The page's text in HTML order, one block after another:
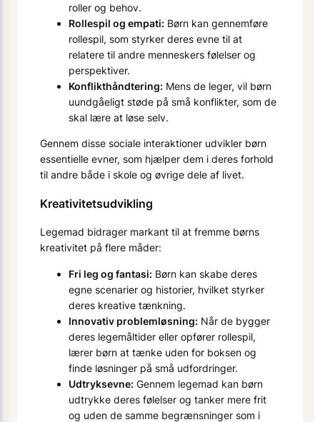
roller og behov.
Rollespil og empati: Børn kan gennemføre
rollespil, som styrker deres evne til at
relatere til andre menneskers følelser og
perspektiver.
Konflikthåndtering: Mens de leger, vil børn
uundgåeligt støde på små konflikter, som de
skal lære at løse selv.
Gennem disse sociale interaktioner udvikler børn
essentielle evner, som hjælper dem i deres forhold
til andre både i skole og øvrige dele af livet.
Kreativitetsudvikling
Legemad bidrager markant til at fremme børns
kreativitet på flere måder:
Fri leg og fantasi: Børn kan skabe deres
egne scenarier og historier, hvilket styrker
deres kreative tænkning.
Innovativ problemløsning: Når de bygger
deres legemåltider eller opfører rollespil,
lærer børn at tænke uden for boksen og
finde løsninger på små udfordringer.
Udtryksevne: Gennem legemad kan børn
udtrykke deres følelser og tanker mere frit
og uden de samme begrænsninger som i